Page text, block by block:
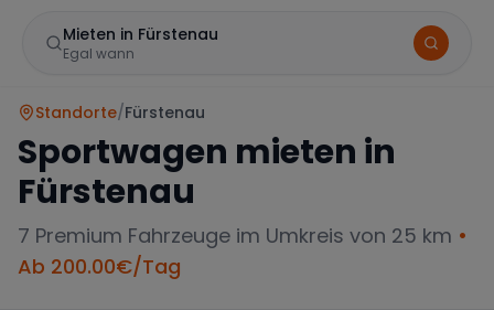
Mieten in Fürstenau
Egal wann
Standorte/Fürstenau
Sportwagen mieten in
Fürstenau
7 Premium Fahrzeuge im Umkreis von 25 km •
Ab 200.00€/Tag